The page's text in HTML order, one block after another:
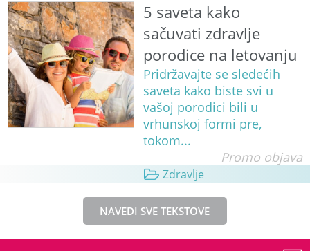
5 saveta kako
sačuvati zdravlje
porodice na letovanju
Pridržavajte se sledećih
saveta kako biste svi u
vašoj porodici bili u
vrhunskoj formi pre,
tokom...
Promo objava
Zdravlje
NAVEDI SVE TEKSTOVE